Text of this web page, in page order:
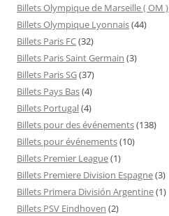
Billets Olympique de Marseille ( OM )
Billets Olympique Lyonnais(44)
Billets Paris FC(32)
Billets Paris Saint Germain (3)
Billets Paris SG(37)
Billets Pays Bas(4)
Billets Portugal(4)
Billets pour des événements(138)
Billets pour événements(10)
Billets Premier League(1)
Billets Premiere Division Espagne(3)
Billets Primera División Argentine(1)
Billets PSV Eindhoven (2)